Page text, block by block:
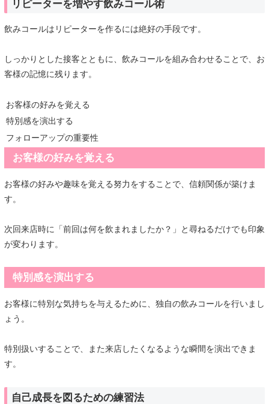
リピーターを増やす飲みコール術
飲みコールはリピーターを作るには絶好の手段です。
しっかりとした接客とともに、飲みコールを組み合わせることで、お
客様の記憶に残ります。
お客様の好みを覚える
特別感を演出する
フォローアップの重要性
お客様の好みを覚える
お客様の好みや趣味を覚える努力をすることで、信頼関係が築けま
す。
次回来店時に「前回は何を飲まれましたか？」と尋ねるだけでも印象
が変わります。
特別感を演出する
お客様に特別な気持ちを与えるために、独自の飲みコールを行いまし
ょう。
特別扱いすることで、また来店したくなるような瞬間を演出できま
す。
自己成長を図るための練習法